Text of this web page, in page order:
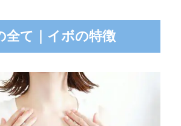
全て｜イボの特徴